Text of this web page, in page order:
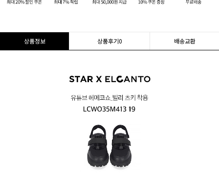
상품정보 상품후기0 배송교환